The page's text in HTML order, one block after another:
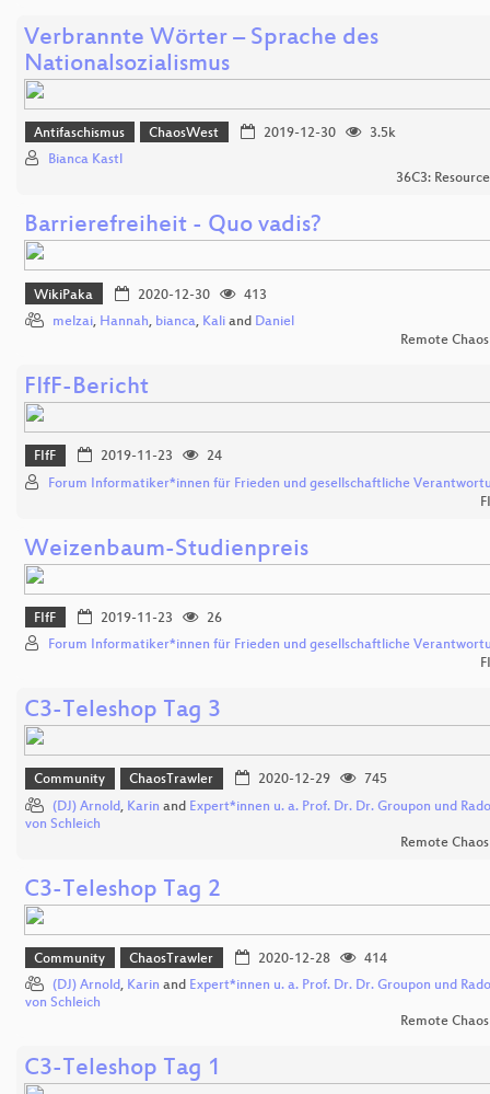
Verbrannte Wörter – Sprache des
Nationalsozialismus
Antifaschismus ChaosWest 2019-12-30
3.5k
Bianca Kastl
36C3:
Barrierefreiheit - Quo vadis?
WikiPaka 2020-12-30
413
melzai, Hannah, bianca, Kali and Daniel
Remote
FIfF-Bericht
FIfF 2019-11-23
24
Forum Informatiker*innen für Frieden und gesellschaftliche
Weizenbaum-Studienpreis
FIfF 2019-11-23
26
Forum Informatiker*innen für Frieden und gesellschaftliche
C3-Teleshop Tag 3
Community ChaosTrawler 2020-12-29
745
(DJ) Arnold, Karin and Expert*innen u. a. Prof. Dr. Dr. Groupon und
von Schleich
Remote
C3-Teleshop Tag 2
Community ChaosTrawler 2020-12-28
414
(DJ) Arnold, Karin and Expert*innen u. a. Prof. Dr. Dr. Groupon und
von Schleich
Remote
C3-Teleshop Tag 1